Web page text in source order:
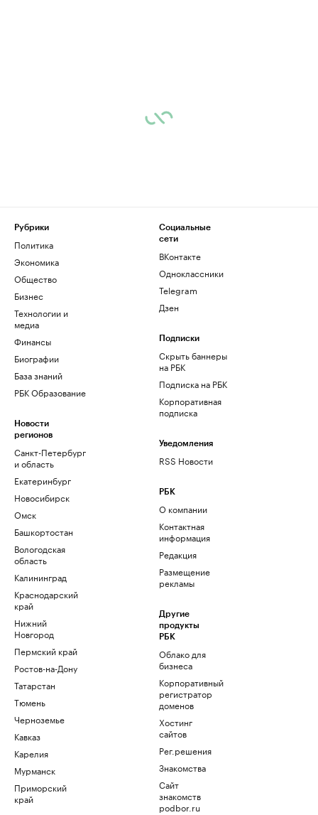
Рубрики
Политика
Экономика
Общество
Бизнес
Технологии и
медиа
Финансы
Биографии
База знаний
РБК Образование
Новости
регионов
Санкт-Петербург
и область
Екатеринбург
Новосибирск
Омск
Башкортостан
Вологодская
область
Калининград
Краснодарский
край
Нижний
Новгород
Пермский край
Ростов-на-Дону
Татарстан
Тюмень
Черноземье
Кавказ
Карелия
Мурманск
Приморский
край
Социальные
сети
ВКонтакте
Одноклассники
Telegram
Дзен
Подписки
Скрыть баннеры
на РБК
Подписка на РБК
Корпоративная
подписка
Уведомления
RSS Новости
РБК
О компании
Контактная
информация
Редакция
Размещение
рекламы
Другие
продукты
РБК
Облако для
бизнеса
Корпоративный
регистратор
доменов
Хостинг
сайтов
Рег.решения
Знакомства
Сайт
знакомств
podbor.ru